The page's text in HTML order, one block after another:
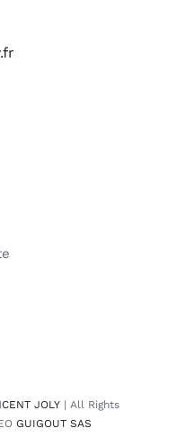
JOLY | All Rights
GUIGOUT SAS